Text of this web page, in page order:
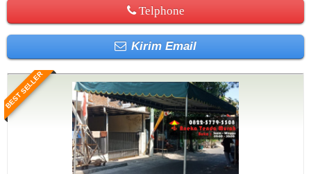
Telphone
Kirim Email
BEST SELLER